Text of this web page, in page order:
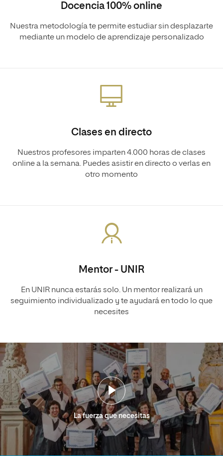
Docencia 100% online
Nuestra metodología te permite estudiar sin desplazarte
mediante un modelo de aprendizaje personalizado
Clases en directo
Nuestros profesores imparten 4.000 horas de clases
online a la semana. Puedes asistir en directo o verlas en
otro momento
Mentor - UNIR
En UNIR nunca estarás solo. Un mentor realizará un
seguimiento individualizado y te ayudará en todo lo que
necesites
La fuerza que necesitas